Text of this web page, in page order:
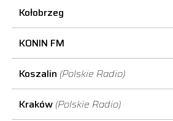
Kołobrzeg
KONIN FM
Koszalin (Polskie Radio)
Kraków (Polskie Radio)